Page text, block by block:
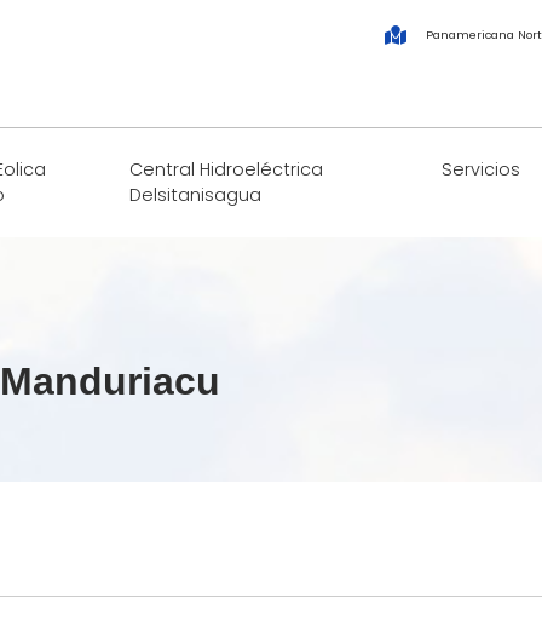
Panamericana
Central Hidroeléctrica
Delsitanisagua
Servicios